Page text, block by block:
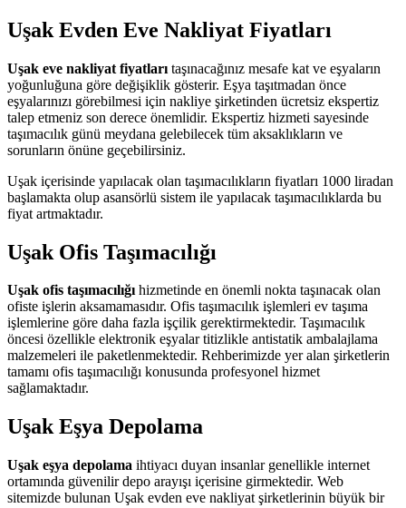
Uşak Evden Eve Nakliyat Fiyatları
Uşak eve nakliyat fiyatları taşınacağınız mesafe kat ve eşyaların
yoğunluğuna göre değişiklik gösterir. Eşya taşıtmadan önce
eşyalarınızı görebilmesi için nakliye şirketinden ücretsiz ekspertiz
talep etmeniz son derece önemlidir. Ekspertiz hizmeti sayesinde
taşımacılık günü meydana gelebilecek tüm aksaklıkların ve
sorunların önüne geçebilirsiniz.
Uşak içerisinde yapılacak olan taşımacılıkların fiyatları 1000 liradan
başlamakta olup asansörlü sistem ile yapılacak taşımacılıklarda bu
fiyat artmaktadır.
Uşak Ofis Taşımacılığı
Uşak ofis taşımacılığıhizmetinde en önemli nokta taşınacak olan
ofiste işlerin aksamamasıdır. Ofis taşımacılık işlemleri ev taşıma
işlemlerine göre daha fazla işçilik gerektirmektedir. Taşımacılık
öncesi özellikle elektronik eşyalar titizlikle antistatik ambalajlama
malzemeleri ile paketlenmektedir. Rehberimizde yer alan şirketlerin
tamamı ofis taşımacılığı konusunda profesyonel hizmet
sağlamaktadır.
Uşak Eşya Depolama
Uşak eşya depolama ihtiyacı duyan insanlar genellikle internet
ortamında güvenilir depo arayışı içerisine girmektedir. Web
sitemizde bulunan Uşak evden eve nakliyat şirketlerinin büyük bir